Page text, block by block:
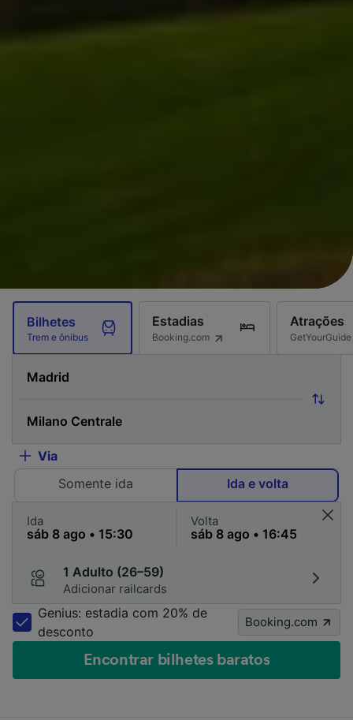
Bilhetes
Trem e ônibus
Estadias
Booking.com
Atrações
GetYourGuide
Via
Somente ida
Ida e volta
Ida Volta
1 Adulto (26–59)
Adicionar railcards
Genius: estadia com 20% de
desconto
Booking.com
Encontrar bilhetes baratos